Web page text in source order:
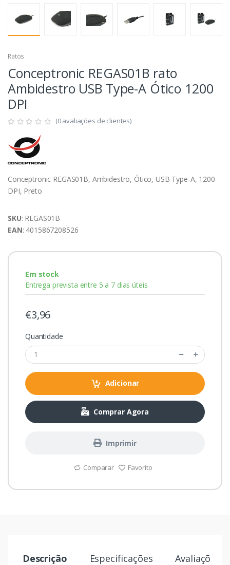
Ratos
Conceptronic REGAS01B rato
Ambidestro USB Type-A Ótico 1200
DPI
(0 avaliações de clientes)
Conceptronic REGAS01B, Ambidestro, Ótico, USB Type-A, 1200
DPI, Preto
SKU: REGAS01B
EAN: 4015867208526
Em stock
Entrega prevista entre 5 a 7 dias úteis
€3,96
Quantidade
Adicionar
Comprar Agora
Imprimir
Comparar Favorito
Descrição Especificações Avaliações